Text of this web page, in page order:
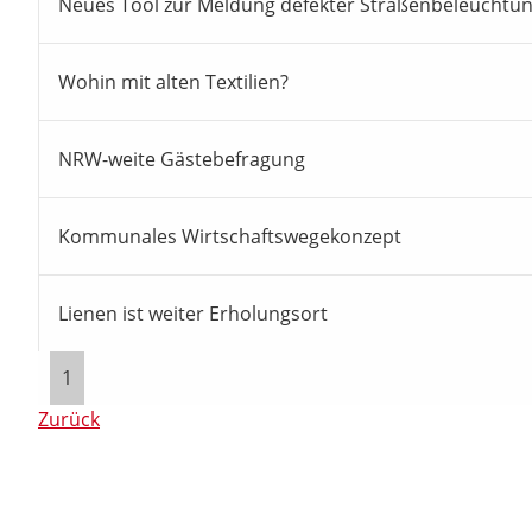
Wohin mit alten Textilien?
NRW-weite Gästebefragung
Kommunales Wirtschaftswegekonzept
Lienen ist weiter Erholungsort
1
Zurück